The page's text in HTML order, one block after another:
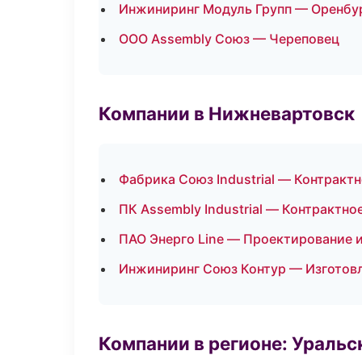
Инжиниринг Модуль Групп —
ООО Assembly Союз — Череповец
Компании в Нижневартовск
Фабрика Союз Industrial —
ПК Assembly Industrial —
ПАО Энерго Line — Проектирование
Инжиниринг Союз Контур —
Компании в регионе: